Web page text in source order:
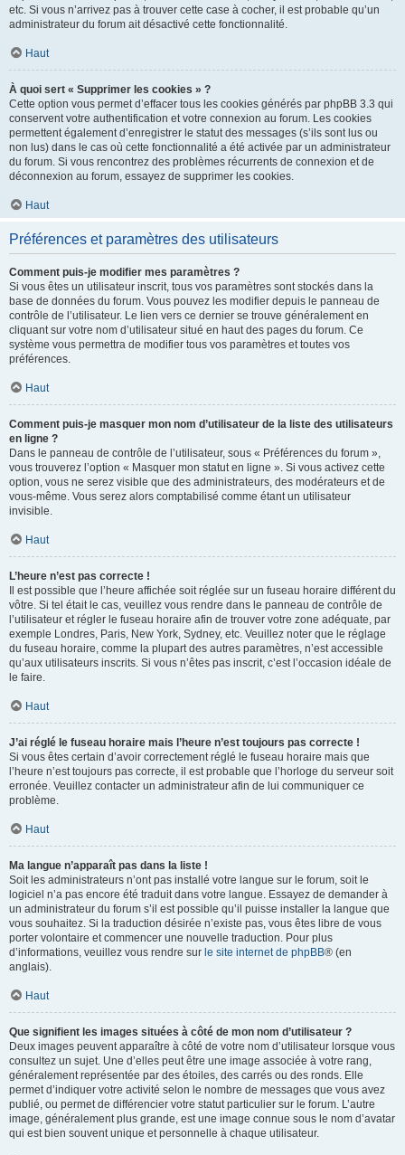
etc. Si vous n’arrivez pas à trouver cette case à cocher, il est probable qu’un
administrateur du forum ait désactivé cette fonctionnalité.
Haut
À quoi sert « Supprimer les cookies » ?
Cette option vous permet d’effacer tous les cookies générés par phpBB 3.3 qui
conservent votre authentification et votre connexion au forum. Les cookies
permettent également d’enregistrer le statut des messages (s’ils sont lus ou
non lus) dans le cas où cette fonctionnalité a été activée par un administrateur
du forum. Si vous rencontrez des problèmes récurrents de connexion et de
déconnexion au forum, essayez de supprimer les cookies.
Haut
Préférences et paramètres des utilisateurs
Comment puis-je modifier mes paramètres ?
Si vous êtes un utilisateur inscrit, tous vos paramètres sont stockés dans la
base de données du forum. Vous pouvez les modifier depuis le panneau de
contrôle de l’utilisateur. Le lien vers ce dernier se trouve généralement en
cliquant sur votre nom d’utilisateur situé en haut des pages du forum. Ce
système vous permettra de modifier tous vos paramètres et toutes vos
préférences.
Haut
Comment puis-je masquer mon nom d’utilisateur de la liste des utilisateurs
en ligne ?
Dans le panneau de contrôle de l’utilisateur, sous « Préférences du forum »,
vous trouverez l’option « Masquer mon statut en ligne ». Si vous activez cette
option, vous ne serez visible que des administrateurs, des modérateurs et de
vous-même. Vous serez alors comptabilisé comme étant un utilisateur
invisible.
Haut
L’heure n’est pas correcte !
Il est possible que l’heure affichée soit réglée sur un fuseau horaire différent du
vôtre. Si tel était le cas, veuillez vous rendre dans le panneau de contrôle de
l’utilisateur et régler le fuseau horaire afin de trouver votre zone adéquate, par
exemple Londres, Paris, New York, Sydney, etc. Veuillez noter que le réglage
du fuseau horaire, comme la plupart des autres paramètres, n’est accessible
qu’aux utilisateurs inscrits. Si vous n’êtes pas inscrit, c’est l’occasion idéale de
le faire.
Haut
J’ai réglé le fuseau horaire mais l’heure n’est toujours pas correcte !
Si vous êtes certain d’avoir correctement réglé le fuseau horaire mais que
l’heure n’est toujours pas correcte, il est probable que l’horloge du serveur soit
erronée. Veuillez contacter un administrateur afin de lui communiquer ce
problème.
Haut
Ma langue n’apparaît pas dans la liste !
Soit les administrateurs n’ont pas installé votre langue sur le forum, soit le
logiciel n’a pas encore été traduit dans votre langue. Essayez de demander à
un administrateur du forum s’il est possible qu’il puisse installer la langue que
vous souhaitez. Si la traduction désirée n’existe pas, vous êtes libre de vous
porter volontaire et commencer une nouvelle traduction. Pour plus
d’informations, veuillez vous rendre sur le site internet de phpBB® (en
anglais).
Haut
Que signifient les images situées à côté de mon nom d’utilisateur ?
Deux images peuvent apparaître à côté de votre nom d’utilisateur lorsque vous
consultez un sujet. Une d’elles peut être une image associée à votre rang,
généralement représentée par des étoiles, des carrés ou des ronds. Elle
permet d’indiquer votre activité selon le nombre de messages que vous avez
publié, ou permet de différencier votre statut particulier sur le forum. L’autre
image, généralement plus grande, est une image connue sous le nom d’avatar
qui est bien souvent unique et personnelle à chaque utilisateur.